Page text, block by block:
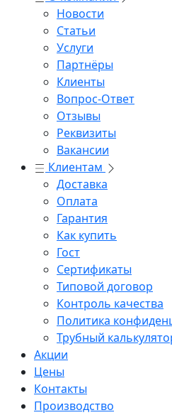
Новости
Статьи
Услуги
Партнёры
Клиенты
Вопрос-Ответ
Отзывы
Реквизиты
Вакансии
Клиентам
Доставка
Оплата
Гарантия
Как купить
Гост
Сертификаты
Типовой договор
Контроль качества
Политика
Трубный
Акции
Цены
Контакты
Производство